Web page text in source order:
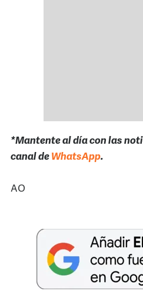
*Mantente al día con las
canal de WhatsApp.
AO